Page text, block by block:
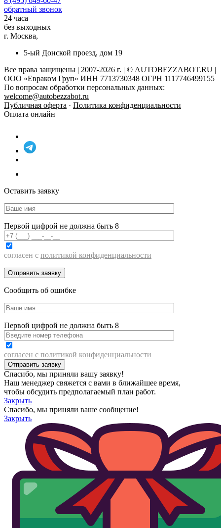
обратный звонок
24 часа
без выходных
г. Москва,
5-ый Донской проезд, дом 19
Все права защищены | 2007-2026 г. | © AUTOBEZZABOT.RU |
ООО «Евраком Груп» ИНН 7713730348 ОГРН 1117746499155
По вопросам обработки персональных данных:
welcome@autobezzabot.ru
Публичная оферта · Политика конфиденциальности
Оплата онлайн
Оставить заявку
Первой цифрой не должна быть 8
согласен с политикой конфиденциальности
Сообщить об ошибке
Первой цифрой не должна быть 8
согласен с политикой конфиденциальности
Спасибо, мы приняли вашу заявку!
Наш менеджер свяжется с вами в ближайшее время,
чтобы обсудить предполагаемый план работ.
Закрыть
Спасибо, мы приняли ваше сообщение!
Закрыть